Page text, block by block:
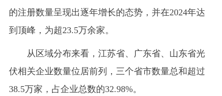
的注册数量呈现出逐年增长的态势，并在2024年达
到顶峰，为超23.5万余家。
从区域分布来看，江苏省、广东省、山东省光
伏相关企业数量位居前列，三个省市数量总和超过
38.5万家，占企业总数的32.98%。